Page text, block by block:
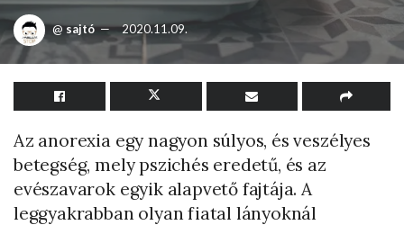
@sajtó 2020.11.09.
Az anorexia egy nagyon súlyos, és veszélyes
betegség, mely pszichés eredetű, és az
evészavarok egyik alapvető fajtája. A
leggyakrabban olyan fiatal lányoknál